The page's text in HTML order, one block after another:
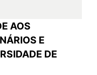
AOS
E
DE